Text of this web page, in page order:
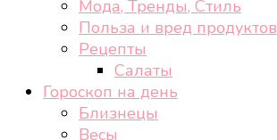
Мода, Тренды, Стиль
Польза и вред продуктов
Рецепты
Салаты
Гороскоп на день
Близнецы
Весы